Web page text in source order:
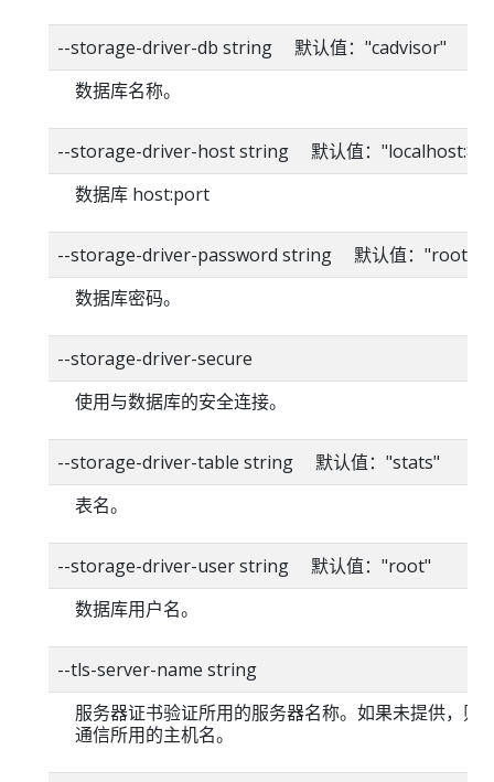
--storage-driver-db string 默认值："cadvisor"
数据库名称。
--storage-driver-host string 默认值：
数据库 host:port
--storage-driver-password string 默认值："root"
数据库密码。
--storage-driver-secure
使用与数据库的安全连接。
--storage-driver-table string 默认值："stats"
表名。
--storage-driver-user string 默认值："root"
数据库用户名。
--tls-server-name string
服务器证书验证所用的服务器名称。如果未提供，则
通信所用的主机名。